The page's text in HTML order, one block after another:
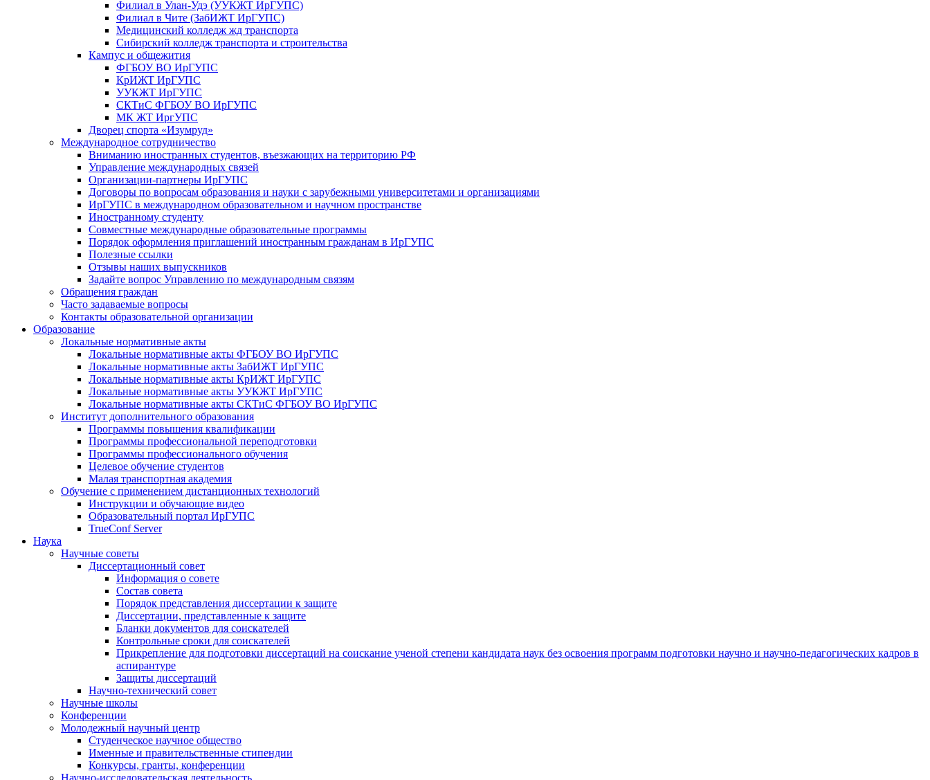
Филиал в Улан-Удэ (УУКЖТ ИрГУПС)
Филиал в Чите (ЗабИЖТ ИрГУПС)
Медицинский колледж жд транспорта
Сибирский колледж транспорта и строительства
Кампус и общежития
ФГБОУ ВО ИрГУПС
КрИЖТ ИрГУПС
УУКЖТ ИрГУПС
СКТиС ФГБОУ ВО ИрГУПС
МК ЖТ ИргУПС
Дворец спорта «Изумруд»
Международное сотрудничество
Вниманию иностранных студентов, въезжающих на территорию РФ
Управление международных связей
Организации-партнеры ИрГУПС
Договоры по вопросам образования и науки с зарубежными университетами и организациями
ИрГУПС в международном образовательном и научном пространстве
Иностранному студенту
Совместные международные образовательные программы
Порядок оформления приглашений иностранным гражданам в ИрГУПС
Полезные ссылки
Отзывы наших выпускников
Задайте вопрос Управлению по международным связям
Обращения граждан
Часто задаваемые вопросы
Контакты образовательной организации
Образование
Локальные нормативные акты
Локальные нормативные акты ФГБОУ ВО ИрГУПС
Локальные нормативные акты ЗабИЖТ ИрГУПС
Локальные нормативные акты КрИЖТ ИрГУПС
Локальные нормативные акты УУКЖТ ИрГУПС
Локальные нормативные акты СКТиС ФГБОУ ВО ИрГУПС
Институт дополнительного образования
Программы повышения квалификации
Программы профессиональной переподготовки
Программы профессионального обучения
Целевое обучение студентов
Малая транспортная академия
Обучение с применением дистанционных технологий
Инструкции и обучающие видео
Образовательный портал ИрГУПС
TrueConf Server
Наука
Научные советы
Диссертационный совет
Информация о совете
Состав совета
Порядок представления диссертации к защите
Диссертации, представленные к защите
Бланки документов для соискателей
Контрольные сроки для соискателей
Прикрепление для подготовки диссертаций на соискание ученой степени кандидата наук без освоения программ подготовки научно и научно-педагогических кадров в
аспирантуре
Защиты диссертаций
Научно-технический совет
Научные школы
Конференции
Молодежный научный центр
Студенческое научное общество
Именные и правительственные стипендии
Конкурсы, гранты, конференции
Научно-исследовательская деятельность